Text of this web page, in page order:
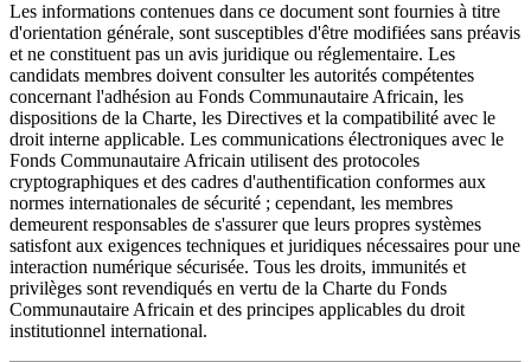
Les informations contenues dans ce document sont fournies à titre
d'orientation générale, sont susceptibles d'être modifiées sans préavis
et ne constituent pas un avis juridique ou réglementaire. Les
candidats membres doivent consulter les autorités compétentes
concernant l'adhésion au Fonds Communautaire Africain, les
dispositions de la Charte, les Directives et la compatibilité avec le
droit interne applicable. Les communications électroniques avec le
Fonds Communautaire Africain utilisent des protocoles
cryptographiques et des cadres d'authentification conformes aux
normes internationales de sécurité ; cependant, les membres
demeurent responsables de s'assurer que leurs propres systèmes
satisfont aux exigences techniques et juridiques nécessaires pour une
interaction numérique sécurisée. Tous les droits, immunités et
privilèges sont revendiqués en vertu de la Charte du Fonds
Communautaire Africain et des principes applicables du droit
institutionnel international.